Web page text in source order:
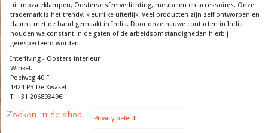
uit mozaieklampen, Oosterse sfeerverlichting, meubelen en accessoires. Onze
trademark is het trendy, kleurrijke uiterlijk. Veel producten zijn zelf ontworpen en
daarna met de hand gemaakt in India. Door onze nauwe contacten in India
houden we constant in de gaten of de arbeidsomstandigheden hierbij
gerespecteerd worden.
Interliving - Oosters interieur
Winkel:
Poelweg 40 F
1424 PB De Kwakel
T: +31 206893496
Zoeken in de shop Privacy beleid